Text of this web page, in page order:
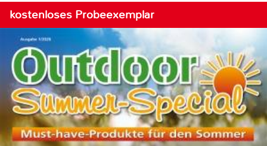
kostenloses Probeexemplar